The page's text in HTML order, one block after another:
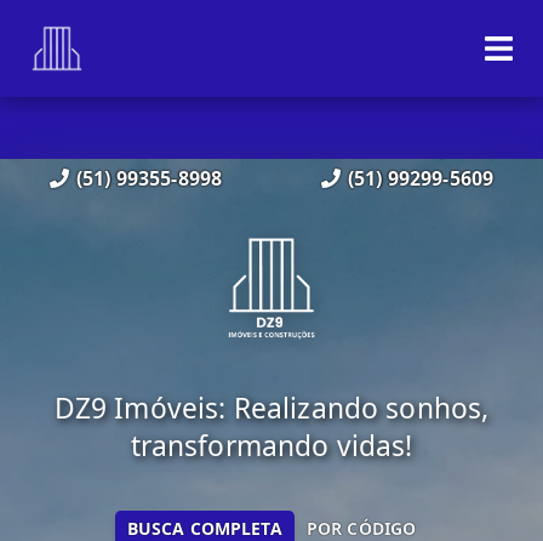
(51) 99355-8998 (51) 99299-5609
DZ9 Imóveis: Realizando sonhos,
transformando vidas!
BUSCA COMPLETA POR CÓDIGO